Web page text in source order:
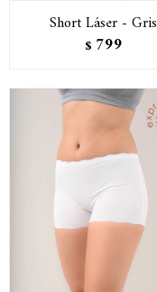
Short Láser - Gris
$ 799